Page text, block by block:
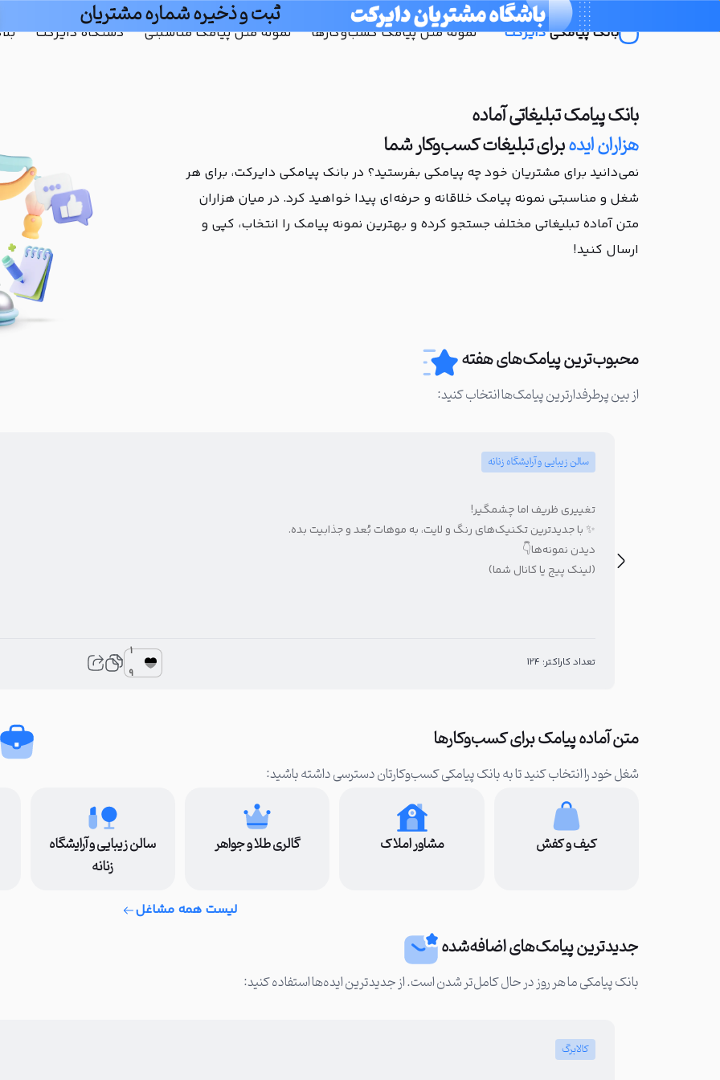
بانک پیامکیدایرکت نمونه متن پیامک کسب‌و‌کارها نمونه متن پیامک مناسبتی دستگاه دایرکت
بانک پیامک تبلیغاتی آماده
هزاران ایدهبرای تبلیغات کسب‌وکار شما
نمی‌دانید برای مشتریان خود چه پیامکی بفرستید؟ در بانک پیامکی دایرکت، برای هر
شغل و مناسبتی نمونه پیامک خلاقانه و حرفه‌ای پیدا خواهید کرد. در میان هزاران
متن آماده تبلیغاتی مختلف جستجو کرده و بهترین نمونه پیامک را انتخاب، کپی و
ارسال کنید!
محبوب‌ترین پیامک‌های هفته
از بین پرطرفدارترین‌ پیامک‌ها انتخاب کنید:
سالن زیبایی و آرایشگاه زنانه
تغییری ظریف اما چشمگیر!
✨ با جدیدترین تکنیک‌های رنگ و لایت، به موهات بُعد و جذابیت بده.
دیدن نمونه‌ها👇
(لینک پیج یا کانال شما)
تعداد کاراکتر: 124
1
9
متن آماده پیامک برای کسب‌وکارها
شغل خود را انتخاب کنید تا به بانک پیامکی کسب‌و‌کارتان دسترسی داشته باشید:
کیف و کفش مشاور املاک گالری طلا و جواهر
سالن زیبایی و آرایشگاه
زنانه
لیست همه مشاغل
جدیدترین پیامک‌های اضافه‌شده
بانک پیامکی ما هر روز در حال کامل‌تر شدن است. از جدیدترین ایده‌ها استفاده کنید:
کالابرگ
ارسال پیامک خودکار